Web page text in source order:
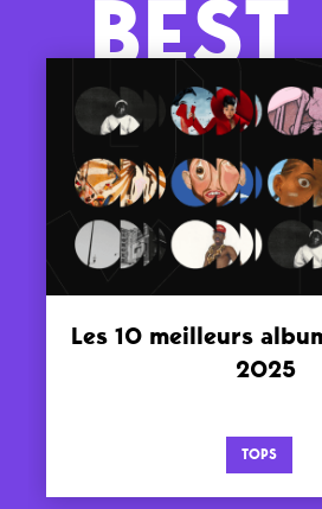
Les 10 meilleurs
2025
TOPS